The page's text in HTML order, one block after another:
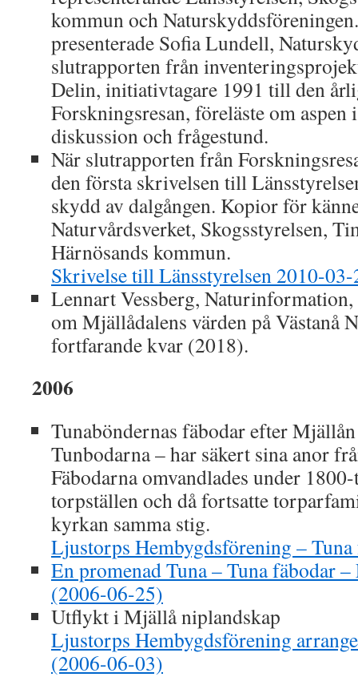
kommun och
presenterade Sofia Lundell,
slutrapporten från
Delin, initiativtagare 1991 till den
Forskningsresan, föreläste om
diskussion och frågestund.
När slutrapporten från
den första skrivelsen till
skydd av dalgången. Kopior för
Naturvårdsverket, Skogsstyrelsen,
Härnösands kommun.
Skrivelse till Länsstyrelsen 2010-
Lennart Vessberg,
om Mjällådalens värden på Västanå
fortfarande kvar (2018).
2006
Tunaböndernas fäbodar efter
Tunbodarna – har säkert sina anor
Fäbodarna omvandlades under
torpställen och då fortsatte
kyrkan samma stig.
Ljustorps Hembygdsförening –
En promenad Tuna – Tuna fäbodar
(2006-06-25)
Utflykt i Mjällå niplandskap
Ljustorps Hembygdsförening
(2006-06-03)